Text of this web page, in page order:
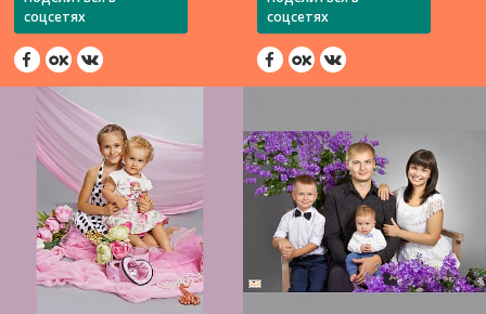
соцсетях
соцсетях